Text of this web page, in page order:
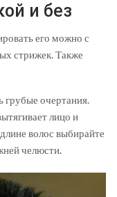
и без
его можно с
стрижек. Также
грубые очертания.
лицо и
волос выбирайте
челюсти.